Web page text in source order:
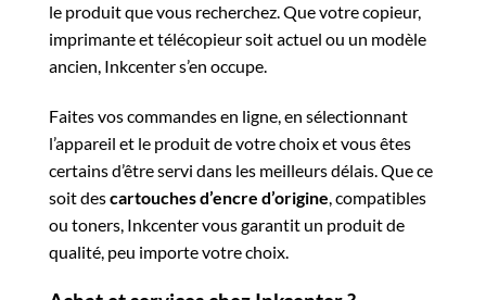
le produit que vous recherchez. Que votre copieur,
imprimante et télécopieur soit actuel ou un modèle
ancien, Inkcenter s’en occupe.
Faites vos commandes en ligne, en sélectionnant
l’appareil et le produit de votre choix et vous êtes
certains d’être servi dans les meilleurs délais. Que ce
soit descartouches d’encre d’origine, compatibles
ou toners, Inkcenter vous garantit un produit de
qualité, peu importe votre choix.